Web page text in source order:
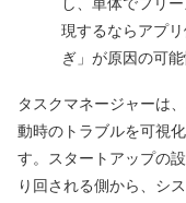
し、単体でフリ
現するならアプ
ぎ」が原因の可能
タスクマネージャーは
動時のトラブルを可視
す。スタートアップの
り回される側から、シ